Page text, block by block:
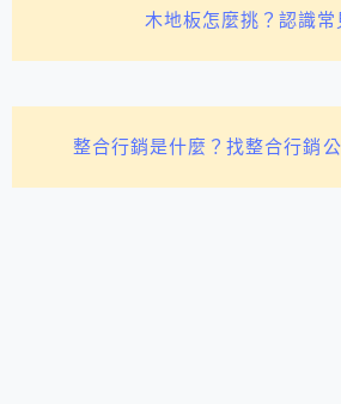
木地板怎麼挑？認識
整合行銷是什麼？找整合行銷